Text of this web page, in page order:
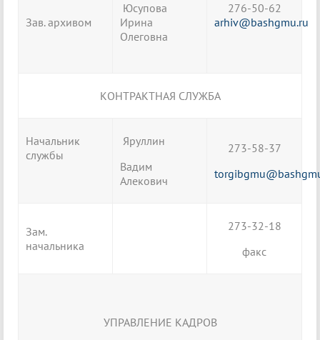
Зав. архивом
Юсупова
Ирина
Олеговна
276-50-62
arhiv@bashgmu.ru
КОНТРАКТНАЯ СЛУЖБА
Начальник
службы
Яруллин
Вадим
Алекович
273-58-37
Зам.
начальника
273-32-18
факс
УПРАВЛЕНИЕ КАДРОВ